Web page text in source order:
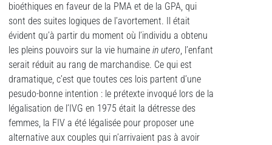
bioéthiques en faveur de la PMA et de la GPA, qui
sont des suites logiques de l’avortement. Il était
évident qu’à partir du moment où l’individu a obtenu
les pleins pouvoirs sur la vie humaine in utero, l’enfant
serait réduit au rang de marchandise. Ce qui est
dramatique, c’est que toutes ces lois partent d’une
pesudo-bonne intention : le prétexte invoqué lors de la
légalisation de l’IVG en 1975 était la détresse des
femmes, la FIV a été légalisée pour proposer une
alternative aux couples qui n’arrivaient pas à avoir